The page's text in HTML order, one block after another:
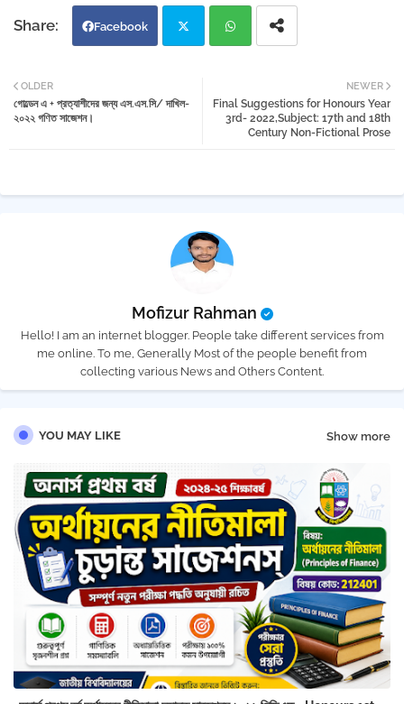
Facebook
tter atsa
NEWER
Final Suggestions for Honours Year
3rd- 2022,Subject: 17th and 18th
Century Non-Fictional Prose
OLDER
গোল্ডেন এ + প্রত্যাশীদের জন্য এস.এস.সি/ দাখিল-
২০২২ গণিত সাজেশন।
Mofizur Rahman
Hello! I am an internet blogger. People take different services from
me online. To me, Generally Most of the people benefit from
collecting various News and Others Content.
YOU MAY LIKE Show more